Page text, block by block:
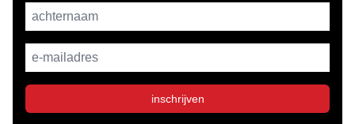
achternaam
E-mailadres
inschrijven